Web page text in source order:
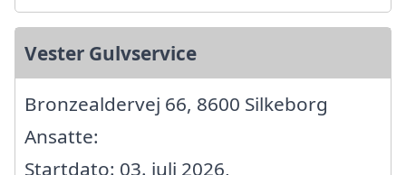
Vester Gulvservice
Bronzealdervej 66, 8600 Silkeborg
Ansatte:
Startdato: 03. juli 2026,